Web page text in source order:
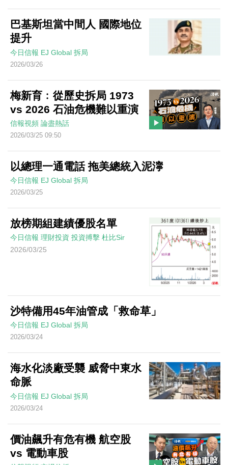
巴基斯坦當中間人 國際地位
提升
今日信報 EJ Global 拆局
2026/03/26
梅新育﹕從歷史拆局 1973
vs 2026 石油危機難以重演
信報視頻 論盡熱話
2026/03/25 09:50
以總理一通電話 拖美總統入泥濘
今日信報 EJ Global 拆局
2026/03/25
放榜期組建績優股名單
今日信報 理財投資 投資搏擊 杜比Sir
2026/03/25
沙特備用45年油管成「救命草」
今日信報 EJ Global 拆局
2026/03/24
海水化淡廠受襲 威脅中東水
命脈
今日信報 EJ Global 拆局
2026/03/24
價油飆升有危有機 航空股
vs 電動車股